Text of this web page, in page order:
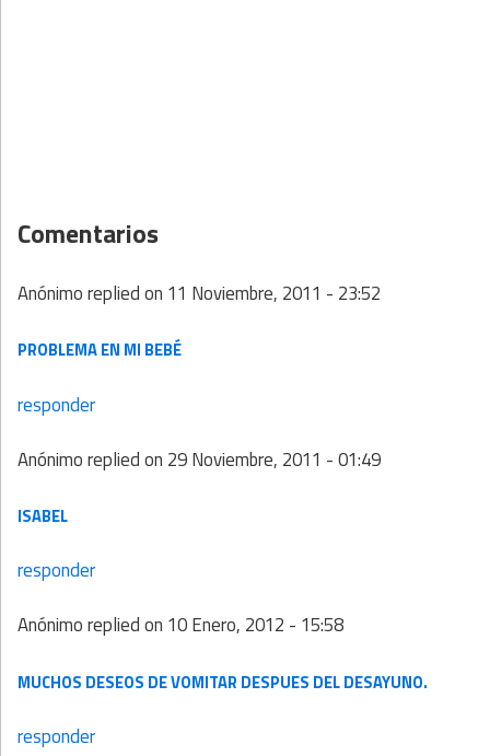
Comentarios
Anónimoreplied on 11 Noviembre, 2011 - 23:52
PROBLEMA EN MI BEBÉ
responder
Anónimoreplied on 29 Noviembre, 2011 - 01:49
ISABEL
responder
Anónimoreplied on 10 Enero, 2012 - 15:58
MUCHOS DESEOS DE VOMITAR DESPUES DEL DESAYUNO.
responder